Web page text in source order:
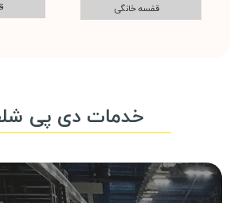
قفسه خانگی
خدمات دی پی